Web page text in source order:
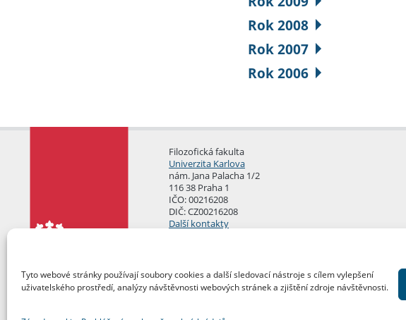
Tyto webové stránky používají soubory cookies a další sledovací nástroje s cílem vylepšení
uživatelského prostředí, analýzy návštěvnosti webových stránek a zjištění zdroje návštěvnosti.
Rok 2008
Rok 2007
Rok 2006
Filozofická fakulta
Univerzita Karlova
nám. Jana Palacha 1/2
116 38 Praha 1
IČO: 00216208
DIČ: CZ00216208
Další kontakty